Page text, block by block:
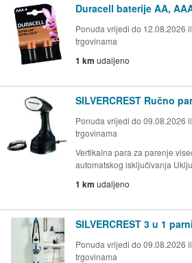
Duracell baterije AA,
Ponuda vrijedi do 12.08.2026
trgovinama
1 km udaljeno
SILVERCREST Ručno
Ponuda vrijedi do 09.08.2026
trgovinama
Vertikalna para za parenje
automatskog isključivanja
1 km udaljeno
SILVERCREST 3 u 1
Ponuda vrijedi do 09.08.2026
trgovinama